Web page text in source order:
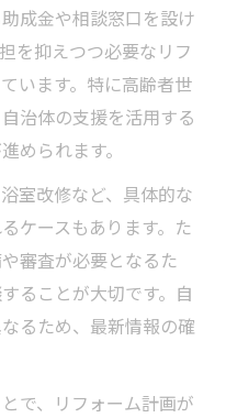
成金や相談窓口を設け
を抑えつつ必要なリフ
います。特に高齢者世
治体の支援を活用する
められます。
室改修など、具体的な
ケースもあります。た
審査が必要となるた
ることが大切です。自
るため、最新情報の確
で、リフォーム計画が